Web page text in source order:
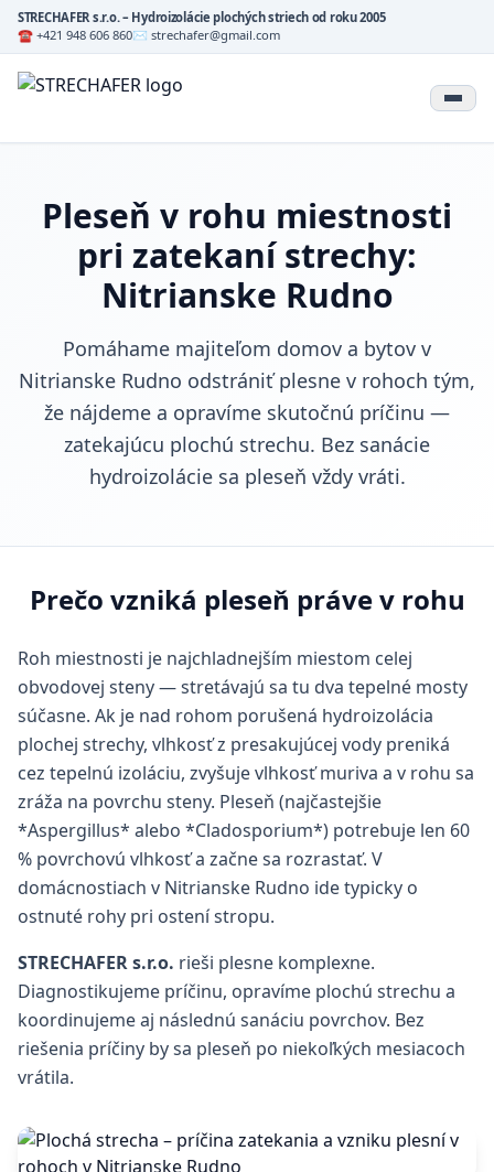
STRECHAFER s.r.o. – Hydroizolácie plochých striech od roku 2005
☎ +421 948 606 860✉ strechafer@gmail.com
Pleseň v rohu miestnosti
pri zatekaní strechy:
Nitrianske Rudno
Pomáhame majiteľom domov a bytov v
Nitrianske Rudno odstrániť plesne v rohoch tým,
že nájdeme a opravíme skutočnú príčinu —
zatekajúcu plochú strechu. Bez sanácie
hydroizolácie sa pleseň vždy vráti.
Prečo vzniká pleseň práve v rohu
Roh miestnosti je najchladnejším miestom celej
obvodovej steny — stretávajú sa tu dva tepelné mosty
súčasne. Ak je nad rohom porušená hydroizolácia
plochej strechy, vlhkosť z presakujúcej vody preniká
cez tepelnú izoláciu, zvyšuje vlhkosť muriva a v rohu sa
zráža na povrchu steny. Pleseň (najčastejšie
*Aspergillus* alebo *Cladosporium*) potrebuje len 60
% povrchovú vlhkosť a začne sa rozrastať. V
domácnostiach v Nitrianske Rudno ide typicky o
ostnuté rohy pri ostení stropu.
STRECHAFER s.r.o. rieši plesne komplexne.
Diagnostikujeme príčinu, opravíme plochú strechu a
koordinujeme aj následnú sanáciu povrchov. Bez
riešenia príčiny by sa pleseň po niekoľkých mesiacoch
vrátila.